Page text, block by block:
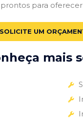
para
SOLICITE UM
mais